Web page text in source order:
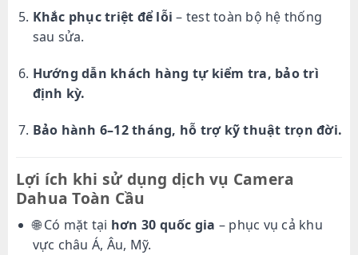
Khắc phục triệt để lỗi – test toàn bộ hệ thống
sau sửa.
Hướng dẫn khách hàng tự kiểm tra, bảo trì
định kỳ.
Bảo hành 6–12 tháng, hỗ trợ kỹ thuật trọn đời.
Lợi ích khi sử dụng dịch vụ Camera
Dahua Toàn Cầu
🌐 Có mặt tại hơn 30 quốc gia – phục vụ cả khu
vực châu Á, Âu, Mỹ.